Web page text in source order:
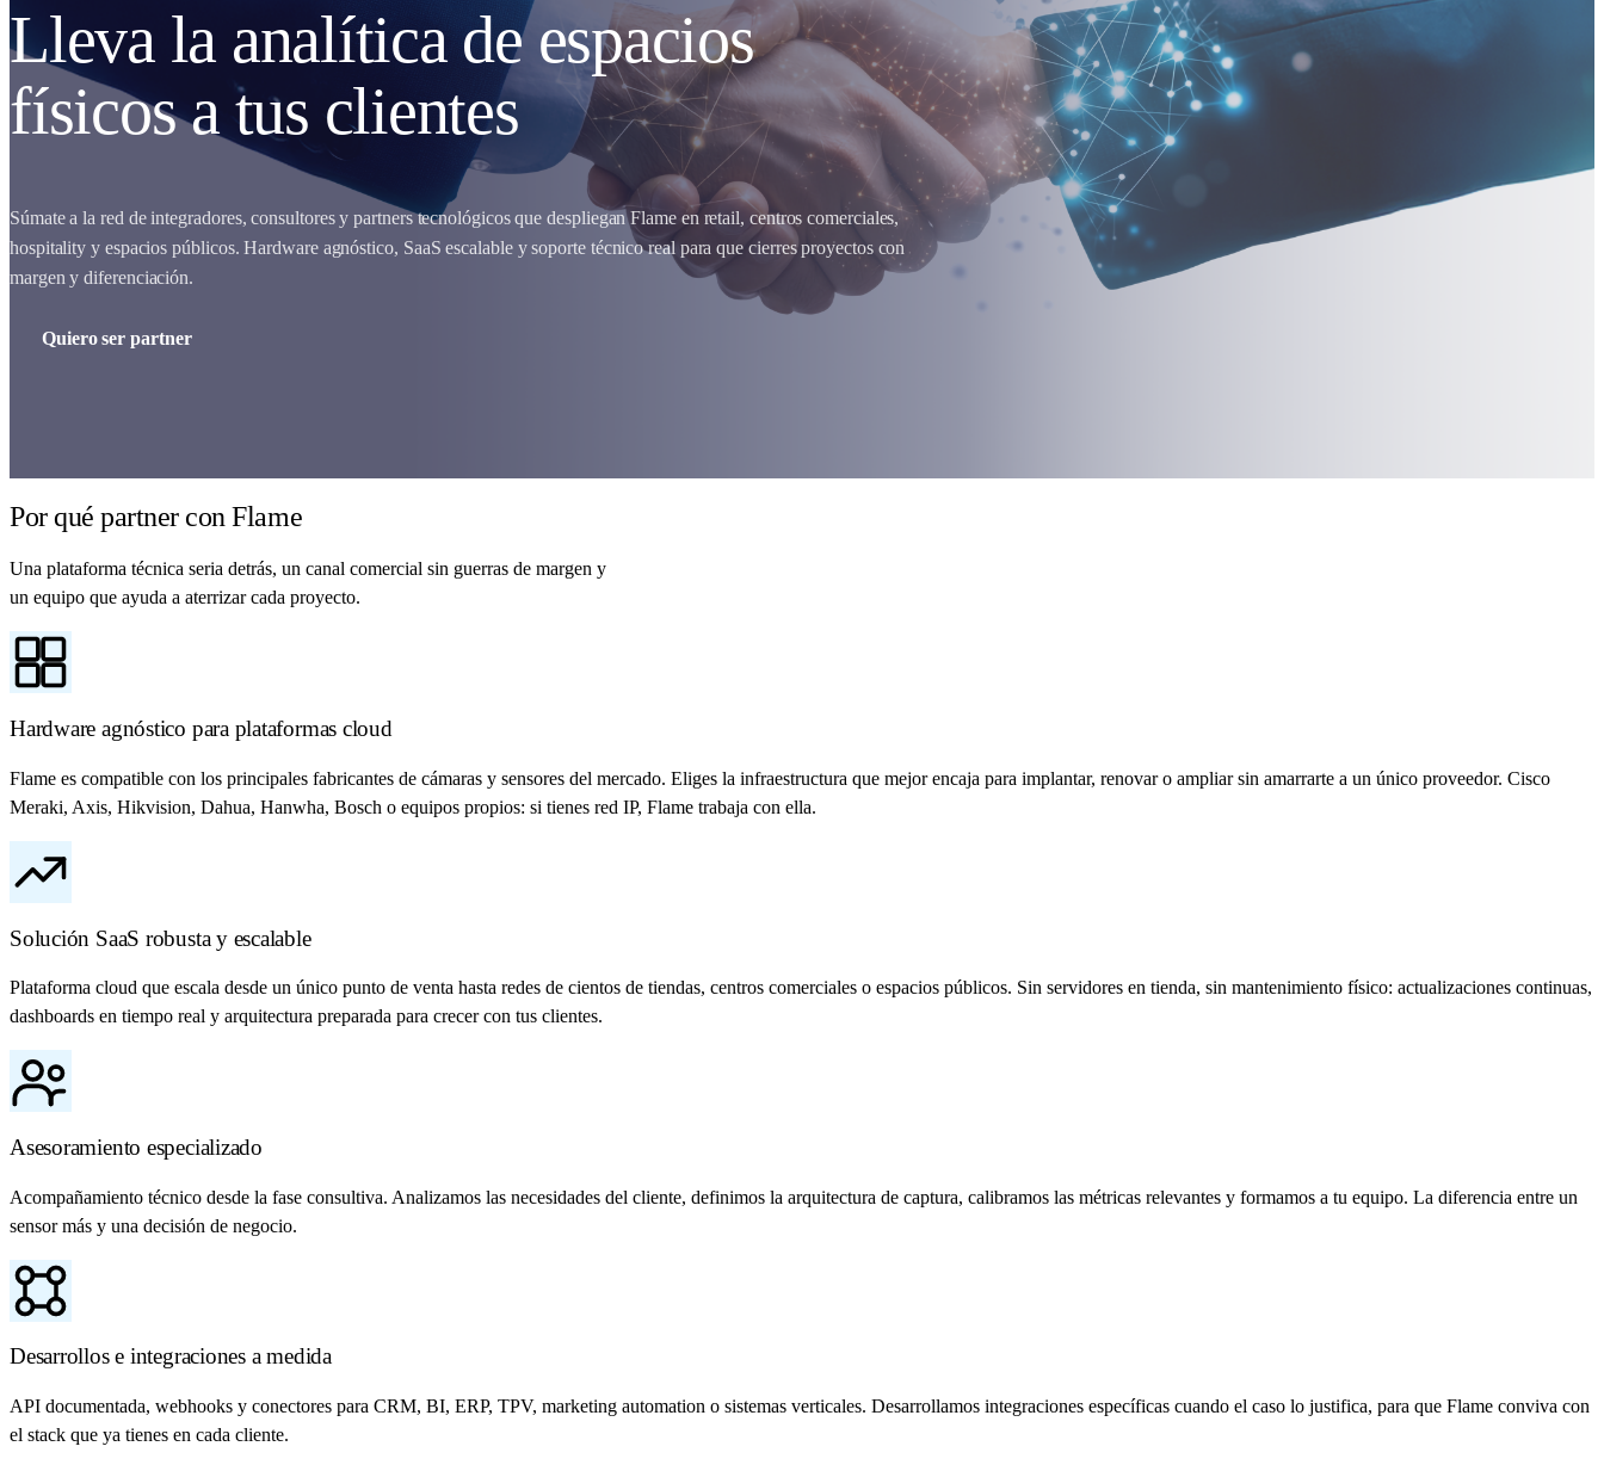
Lleva la analítica de espacios
físicos a tus clientes
Súmate a la red de integradores, consultores y partners tecnológicos que despliegan Flame en retail, centros comerciales,
hospitality y espacios públicos. Hardware agnóstico, SaaS escalable y soporte técnico real para que cierres proyectos con
margen y diferenciación.
Quiero ser partner
Por qué partner con Flame
Una plataforma técnica seria detrás, un canal comercial sin guerras de margen y
un equipo que ayuda a aterrizar cada proyecto.
Hardware agnóstico para plataformas cloud
Flame es compatible con los principales fabricantes de cámaras y sensores del mercado. Eliges la infraestructura que mejor encaja para implantar, renovar o ampliar sin amarrarte a un único proveedor. Cisco
Meraki, Axis, Hikvision, Dahua, Hanwha, Bosch o equipos propios: si tienes red IP, Flame trabaja con ella.
Solución SaaS robusta y escalable
Plataforma cloud que escala desde un único punto de venta hasta redes de cientos de tiendas, centros comerciales o espacios públicos. Sin servidores en tienda, sin mantenimiento físico: actualizaciones continuas,
dashboards en tiempo real y arquitectura preparada para crecer con tus clientes.
Asesoramiento especializado
Acompañamiento técnico desde la fase consultiva. Analizamos las necesidades del cliente, definimos la arquitectura de captura, calibramos las métricas relevantes y formamos a tu equipo. La diferencia entre un
sensor más y una decisión de negocio.
Desarrollos e integraciones a medida
API documentada, webhooks y conectores para CRM, BI, ERP, TPV, marketing automation o sistemas verticales. Desarrollamos integraciones específicas cuando el caso lo justifica, para que Flame conviva con
el stack que ya tienes en cada cliente.